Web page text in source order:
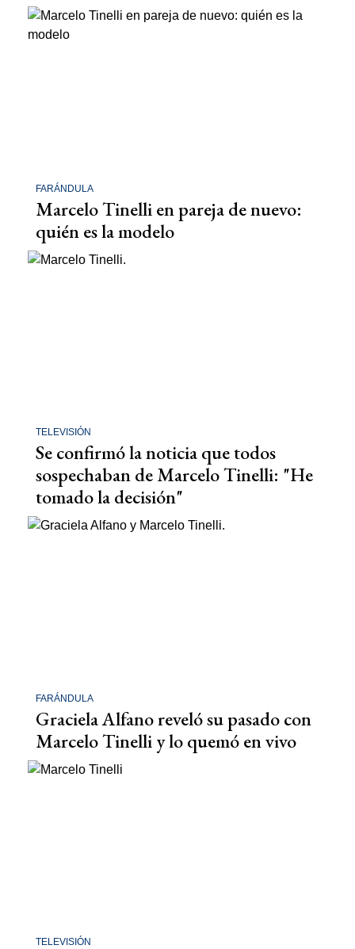
FARÁNDULA
Marcelo Tinelli en pareja de nuevo:
quién es la modelo
TELEVISIÓN
Se confirmó la noticia que todos
sospechaban de Marcelo Tinelli: "He
tomado la decisión"
FARÁNDULA
Graciela Alfano reveló su pasado con
Marcelo Tinelli y lo quemó en vivo
TELEVISIÓN